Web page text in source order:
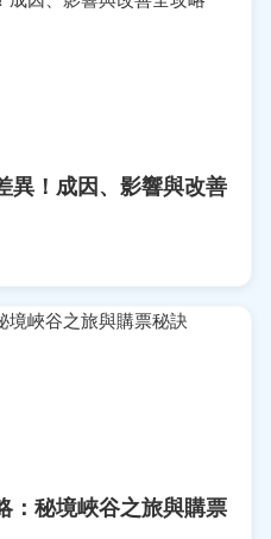
異！成因、影響與改善
：秘境峽谷之旅與購票